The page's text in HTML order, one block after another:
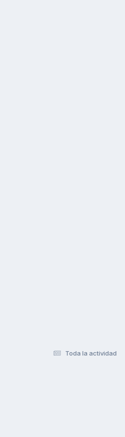
Toda la actividad